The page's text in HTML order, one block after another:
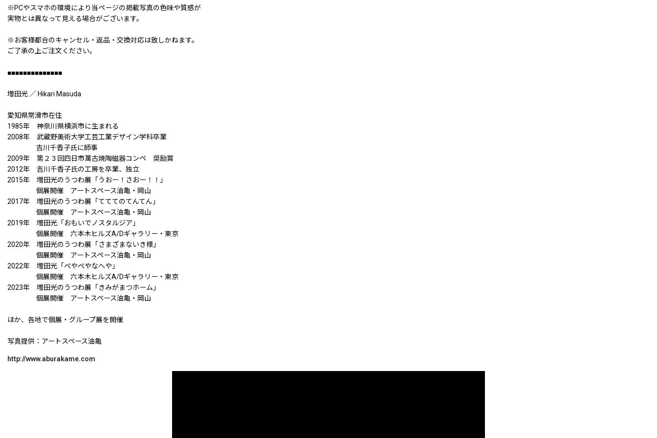
※PCやスマホの環境により当ページの掲載写真の色味や質感が
実物とは異なって見える場合がございます。
※お客様都合のキャンセル・返品・交換対応は致しかねます。
ご了承の上ご注文ください。
■■■■■■■■■■■■■■
増田光 ／ Hikari Masuda
愛知県常滑市在住
1985年 神奈川県横浜市に生まれる
2008年 武蔵野美術大学工芸工業デザイン学科卒業
吉川千香子氏に師事
2009年 第２３回四日市萬古焼陶磁器コンペ 奨励賞
2012年 吉川千香子氏の工房を卒業、独立
2015年 増田光のうつわ展「うおー！さおー！！」
個展開催 アートスペース油亀・岡山
2017年 増田光のうつわ展「てててのてんてん」
個展開催 アートスペース油亀・岡山
2019年 増田光「おもいでノスタルジア」
個展開催 六本木ヒルズA/Dギャラリー・東京
2020年 増田光のうつわ展「さまざまないき様」
個展開催 アートスペース油亀・岡山
2022年 増田光「ぺやぺやなへや」
個展開催 六本木ヒルズA/Dギャラリー・東京
2023年 増田光のうつわ展「きみがまつホーム」
個展開催 アートスペース油亀・岡山
ほか、各地で個展・グループ展を開催
写真提供：アートスペース油亀
http://www.aburakame.com